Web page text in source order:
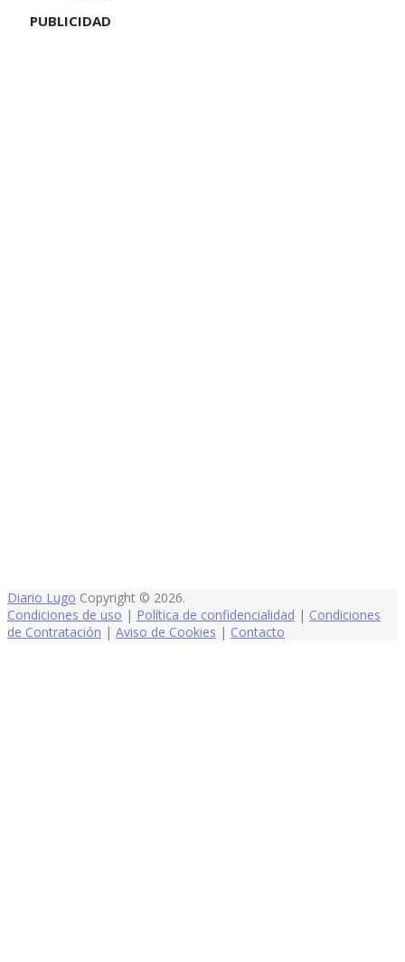
PUBLICIDAD
Diario Lugo Copyright © 2026.
Condiciones de uso | Política de confidencialidad | Condiciones
de Contratación | Aviso de Cookies | Contacto